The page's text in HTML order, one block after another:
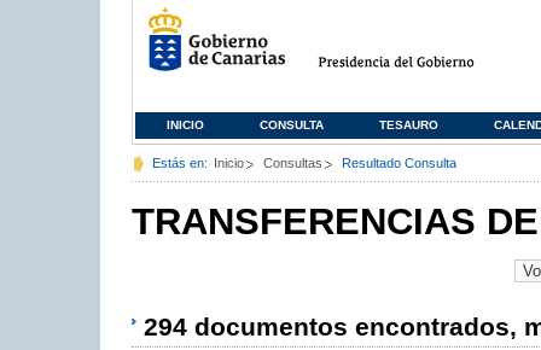
INICIO CONSULTA TESAURO
Estás en: Inicio Consultas Resultado Consulta
TRANSFERENCIAS
294 documentos encontrados,